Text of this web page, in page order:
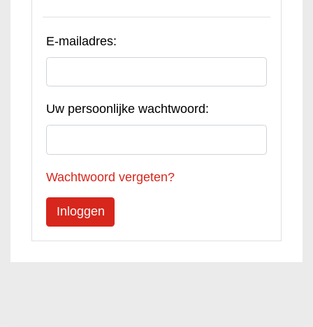
E-mailadres:
Uw persoonlijke wachtwoord:
Wachtwoord vergeten?